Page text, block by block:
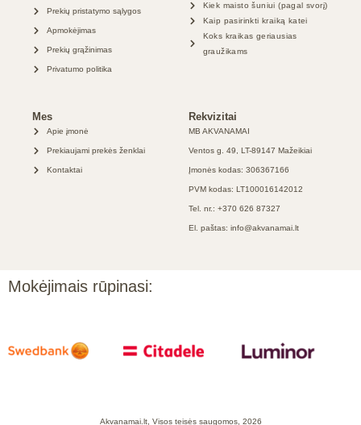
Prekių pristatymo sąlygos
Apmokėjimas
Prekių grąžinimas
Privatumo politika
Kiek maisto šuniui (pagal svorį)
Kaip pasirinkti kraiką katei
Koks kraikas geriausias
graužikams
Mes
Apie įmonė
Prekiaujami prekės ženklai
Kontaktai
Rekvizitai
MB AKVANAMAI
Ventos g. 49, LT-89147 Mažeikiai
Įmonės kodas: 306367166
PVM kodas: LT100016142012
Tel. nr.: +370 626 87327
El. paštas: info@akvanamai.lt
Mokėjimais rūpinasi:
Akvanamai.lt, Visos teisės saugomos, 2026